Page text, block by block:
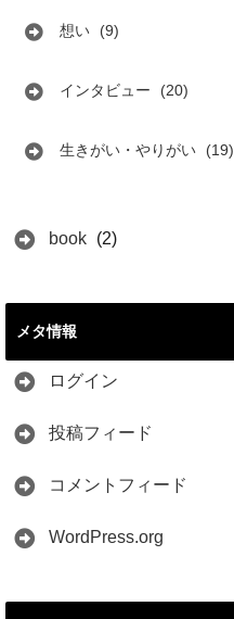
想い (9)
インタビュー (20)
生きがい・やりがい (19)
book (2)
メタ情報
ログイン
投稿フィード
コメントフィード
WordPress.org